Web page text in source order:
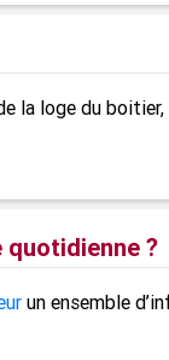
la loge du boitier,
?
un ensemble